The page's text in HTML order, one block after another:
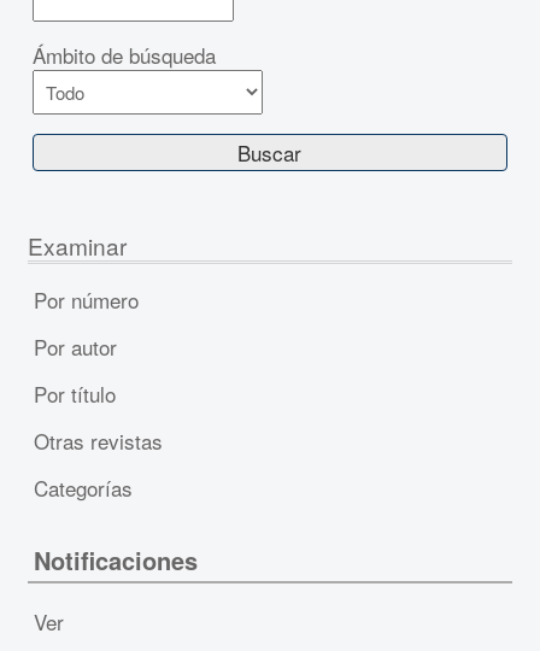
Ámbito de búsqueda
Examinar
Por número
Por autor
Por título
Otras revistas
Categorías
Notificaciones
Ver